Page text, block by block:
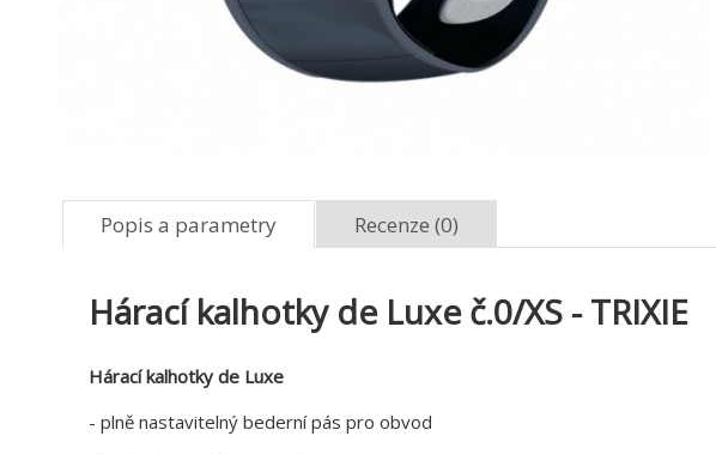
Popis a parametry Recenze (0)
Hárací kalhotky de Luxe č.0/XS - TRIXIE
Hárací kalhotky de Luxe
- plně nastavitelný bederní pás pro obvod